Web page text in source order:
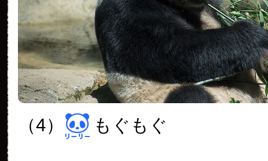
（4） もぐもぐ